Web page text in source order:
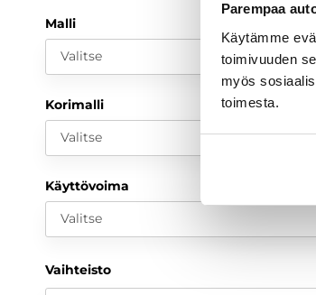
Parempaa
Käytämme
toimivuuden
myös
toimesta.
Malli
Valitse
Korimalli
Valitse
Käyttövoima
Valitse
Vaihteisto